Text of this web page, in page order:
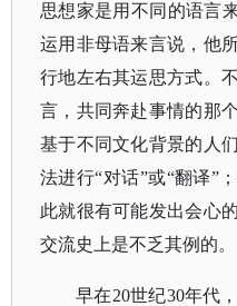
思想家是用不同的语言
运用非母语来言说，他
行地左右其运思方式。
言，共同奔赴事情的那
基于不同文化背景的人
法进行“对话”或“翻译”
此就很有可能发出会心
交流史上是不乏其例的。
早在20世纪30年代